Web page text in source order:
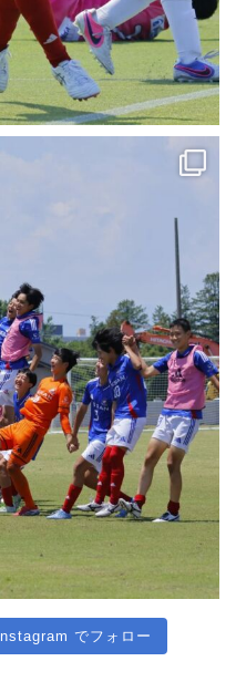
Instagram でフォロー